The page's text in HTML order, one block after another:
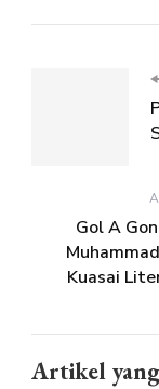
Gol A
Kuasai
Artikel